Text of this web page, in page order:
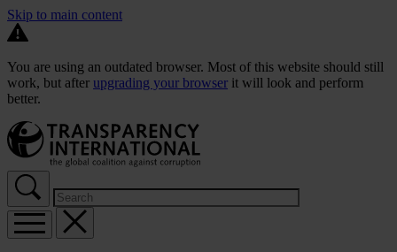
Skip to main content
You are using an outdated browser. Most of this website should still
work, but after upgrading your browser it will look and perform
better.